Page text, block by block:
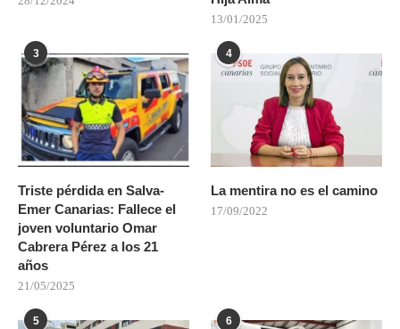
13/01/2025
3
Triste pérdida en Salva-
Emer Canarias: Fallece el
joven voluntario Omar
Cabrera Pérez a los 21
años
21/05/2025
4
La mentira no es el camino
17/09/2022
5 6